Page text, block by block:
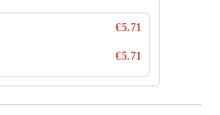
€5.71
€5.71